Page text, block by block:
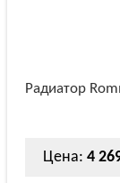
Радиатор
Цена: 4